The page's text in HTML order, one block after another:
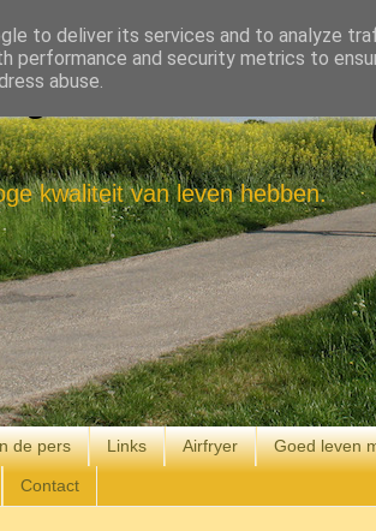
kwaliteit van leven hebben.
de pers Links Airfryer Goed leven
Contact
to deliver its services and to analyze
performance and security metrics to
abuse.